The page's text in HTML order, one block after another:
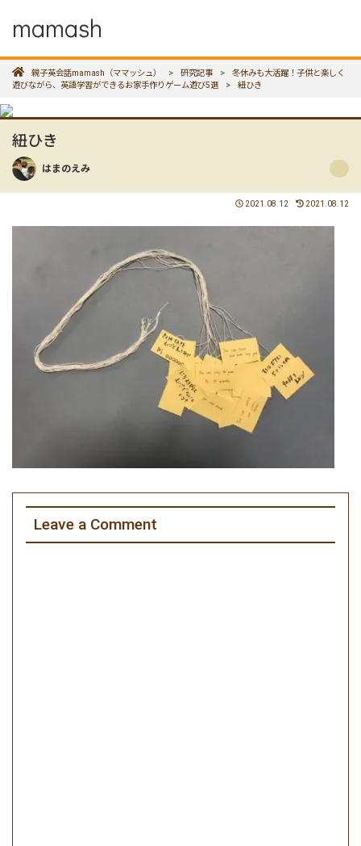
mamash
親子英会話mamash（ママッシュ） > 研究記事 >
冬休みも大活躍！子供と楽しく
遊びながら、英語学習ができるお家手作りゲーム遊び5選
> 紐ひき
紐ひき
はまのえみ
2021.08.12 2021.08.12
Leave a Comment